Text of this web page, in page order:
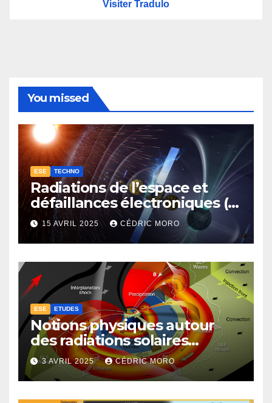
Visiter Tradulo
You missed
ESE TECHNO
Radiations de l’espace et
défaillances électroniques (1-
4-3-1)
15 AVRIL 2025 CÉDRIC MORO
ESE ETUDES
Notions physiques autour
des radiations solaires
extrêmes (1-4-1)
3 AVRIL 2025 CÉDRIC MORO